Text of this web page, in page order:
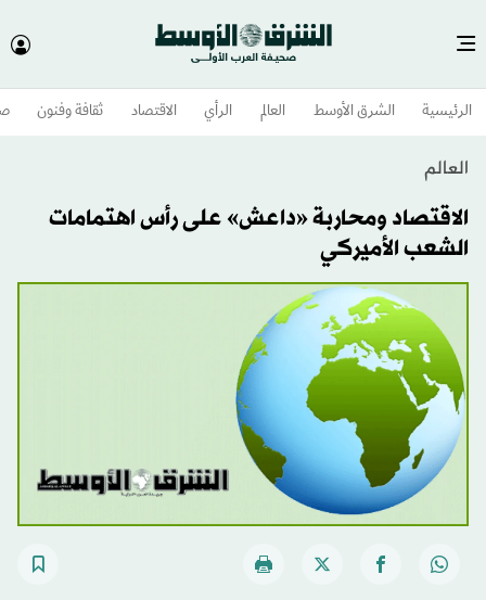
الرئيسية الشرق الأوسط​ العالم الرأي الاقتصاد ثقافة وفنون
العالم
الاقتصاد ومحاربة «داعش» على رأس اهتمامات
الشعب الأميركي